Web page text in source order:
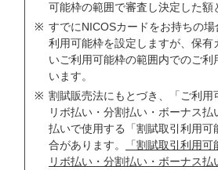
可能枠の範囲で審査し決定した額
すでにNICOSカードをお持ちの
利用可能枠を設定しますが、保有
いご利用可能枠の範囲内でのご利
います。
割賦販売法にもとづき、「ご利用
リボ払い・分割払い・ボーナス
払いで使用する「割賦取引利用可
合があります。
「割賦取引利用可
リボ払い・分割払い・ボーナス